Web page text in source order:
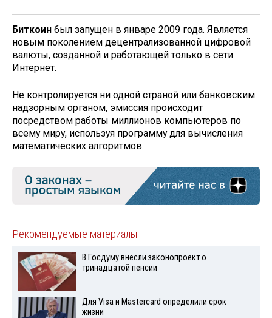
Биткоин был запущен в январе 2009 года. Является
новым поколением децентрализованной цифровой
валюты, созданной и работающей только в сети
Интернет.
Не контролируется ни одной страной или банковским
надзорным органом, эмиссия происходит
посредством работы миллионов компьютеров по
всему миру, используя программу для вычисления
математических алгоритмов.
Рекомендуемые материалы
В Госдуму внесли законопроект о
тринадцатой пенсии
Для Visа и Mastercard определили срок
жизни